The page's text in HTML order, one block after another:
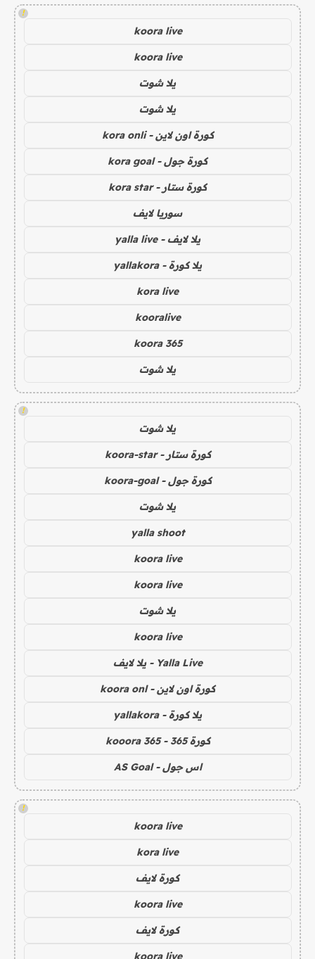
!
koora live
koora live
يلا شوت
يلا شوت
كورة اون لاين - kora onli
كورة جول - kora goal
كورة ستار - kora star
سوريا لايف
يلا لايف - yalla live
يلا كورة - yallakora
kora live
kooralive
koora 365
يلا شوت
!
يلا شوت
كورة ستار - koora-star
كورة جول - koora-goal
يلا شوت
yalla shoot
koora live
koora live
يلا شوت
koora live
Yalla Live - يلا لايف
كورة اون لاين - koora onl
يلا كورة - yallakora
كورة 365 - kooora 365
اس جول - AS Goal
!
koora live
kora live
كورة لايف
koora live
كورة لايف
koora live